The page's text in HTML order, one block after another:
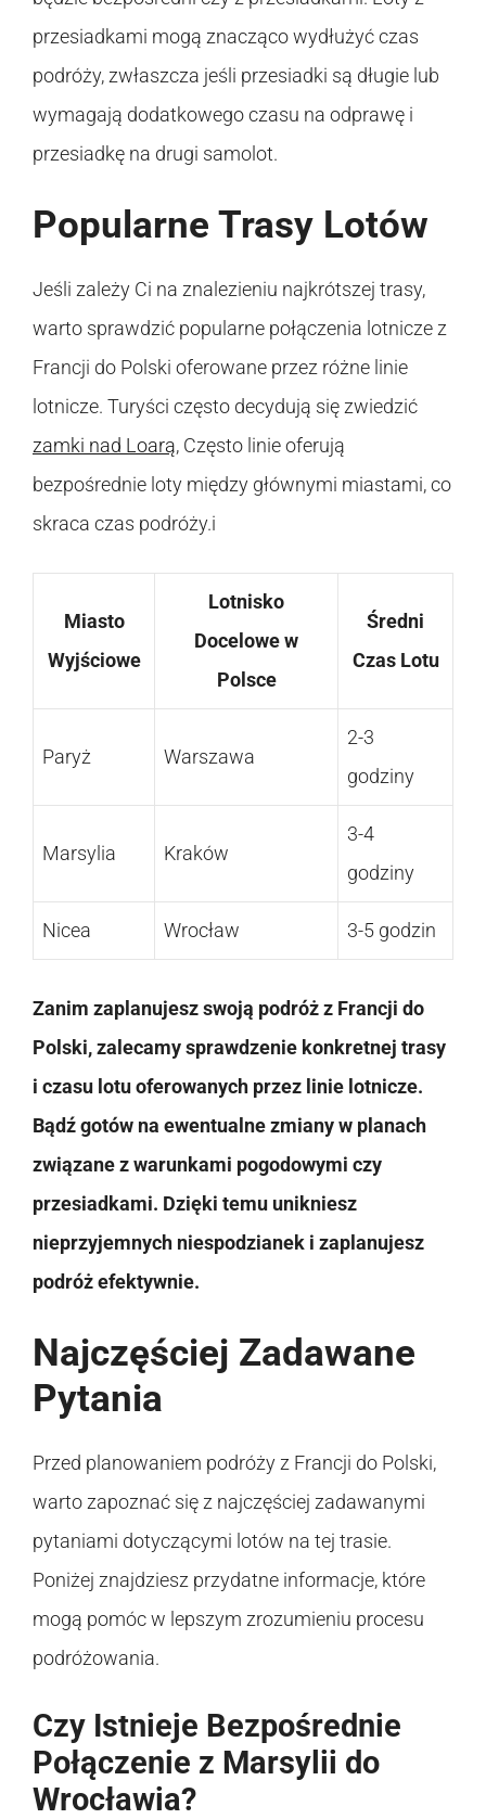
przesiadkami mogą znacząco wydłużyć czas
podróży, zwłaszcza jeśli przesiadki są długie lub
wymagają dodatkowego czasu na odprawę i
przesiadkę na drugi samolot.
Popularne Trasy Lotów
Jeśli zależy Ci na znalezieniu najkrótszej trasy,
warto sprawdzić popularne połączenia lotnicze z
Francji do Polski oferowane przez różne linie
lotnicze. Turyści często decydują się zwiedzić
zamki nad Loarą, Często linie oferują
bezpośrednie loty między głównymi miastami, co
skraca czas podróży.i
Miasto
Wyjściowe
Lotnisko
Docelowe w
Polsce
Średni
Czas Lotu
Paryż Warszawa
2-3
godziny
Marsylia Kraków
3-4
godziny
Nicea Wrocław 3-5 godzin
Zanim zaplanujesz swoją podróż z Francji do
Polski, zalecamy sprawdzenie konkretnej trasy
i czasu lotu oferowanych przez linie lotnicze.
Bądź gotów na ewentualne zmiany w planach
związane z warunkami pogodowymi czy
przesiadkami. Dzięki temu unikniesz
nieprzyjemnych niespodzianek i zaplanujesz
podróż efektywnie.
Najczęściej Zadawane
Pytania
Przed planowaniem podróży z Francji do Polski,
warto zapoznać się z najczęściej zadawanymi
pytaniami dotyczącymi lotów na tej trasie.
Poniżej znajdziesz przydatne informacje, które
mogą pomóc w lepszym zrozumieniu procesu
podróżowania.
Czy Istnieje Bezpośrednie
Połączenie z Marsylii do
Wrocławia?